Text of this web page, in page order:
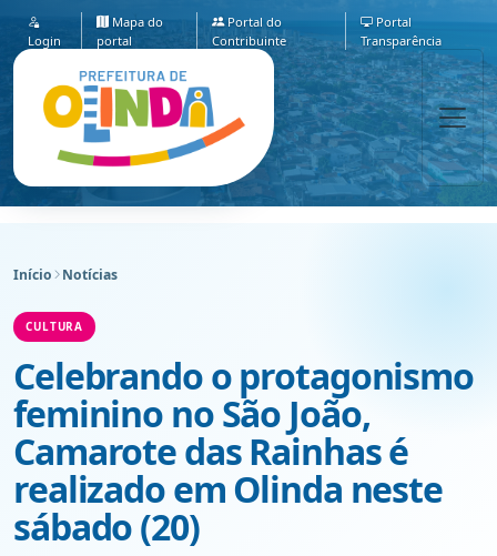
Login
Mapa do
portal
Portal do
Contribuinte
Portal
Transparência
Início Notícias
CULTURA
Celebrando o protagonismo
feminino no São João,
Camarote das Rainhas é
realizado em Olinda neste
sábado (20)